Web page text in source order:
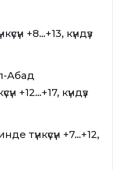
+8…+13, күндүз
Абад
+12…+17, күндүз
түнкүсүн +7…+12,